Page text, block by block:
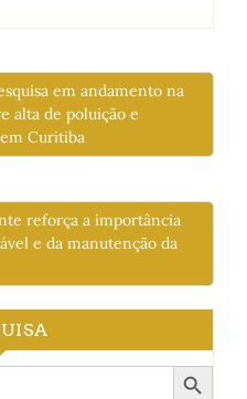
em andamento na
alta de poluição e
Curitiba
reforça a importância
e da manutenção da
Search Button